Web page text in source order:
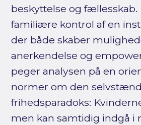
beskyttelse og
familiære kontrol af en
der både skaber
anerkendelse og
peger analysen på en
normer om den
frihedsparadoks:
men kan samtidig indgå i